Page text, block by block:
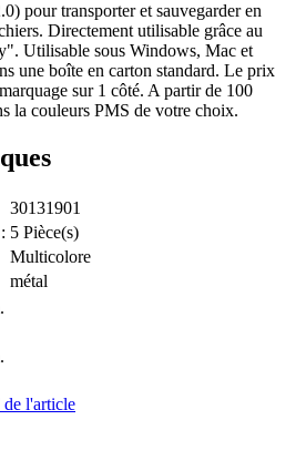
pour transporter et sauvegarder en
Directement utilisable grâce au
Utilisable sous Windows, Mac et
une boîte en carton standard. Le prix
sur 1 côté. A partir de 100
la couleurs PMS de votre choix.
30131901
5 Pièce(s)
Multicolore
métal
de l'article